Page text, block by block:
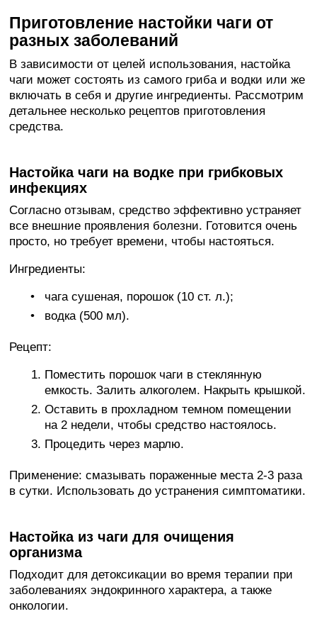
Приготовление настойки чаги от
разных заболеваний
В зависимости от целей использования, настойка
чаги может состоять из самого гриба и водки или же
включать в себя и другие ингредиенты. Рассмотрим
детальнее несколько рецептов приготовления
средства.
Настойка чаги на водке при грибковых
инфекциях
Согласно отзывам, средство эффективно устраняет
все внешние проявления болезни. Готовится очень
просто, но требует времени, чтобы настояться.
Ингредиенты:
чага сушеная, порошок (10 ст. л.);
водка (500 мл).
Рецепт:
Поместить порошок чаги в стеклянную
емкость. Залить алкоголем. Накрыть крышкой.
Оставить в прохладном темном помещении
на 2 недели, чтобы средство настоялось.
Процедить через марлю.
Применение: смазывать пораженные места 2-3 раза
в сутки. Использовать до устранения симптоматики.
Настойка из чаги для очищения
организма
Подходит для детоксикации во время терапии при
заболеваниях эндокринного характера, а также
онкологии.